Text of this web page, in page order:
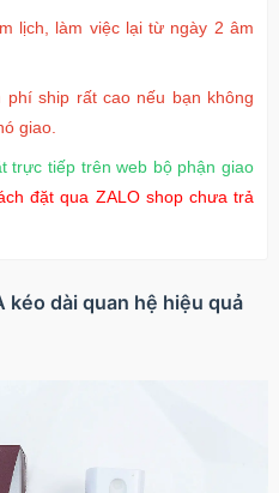
trong suốt tối
Air Clear Case
lịch, làm việc lại từ ngày 2 âm
ship rất cao nếu bạn không
giao.
trực tiếp trên web bộ phận giao
đặt qua ZALO shop chưa trả
kéo dài quan hệ hiệu quả